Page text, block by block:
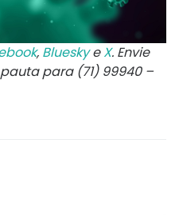
, BlueskyeX. Envie
para (71) 99940 –